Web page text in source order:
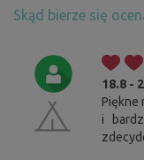
Skąd bierze się
18.8 -
Piękne
i